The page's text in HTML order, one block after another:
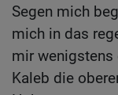
Segen mich
mich in das
mir wenigstens
Kaleb die